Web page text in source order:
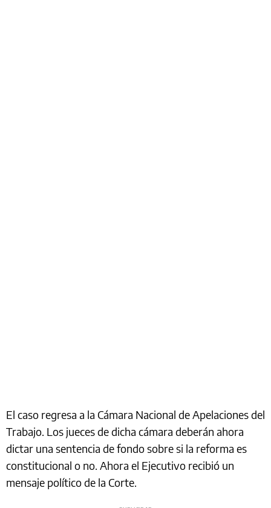
El caso regresa a la Cámara Nacional de Apelaciones del
Trabajo. Los jueces de dicha cámara deberán ahora
dictar una sentencia de fondo sobre si la reforma es
constitucional o no. Ahora el Ejecutivo recibió un
mensaje político de la Corte.